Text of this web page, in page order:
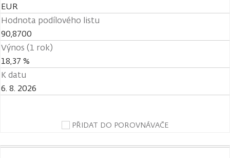
EUR
Hodnota podílového listu
90,8700
Výnos (1 rok)
18,37 %
K datu
6. 8. 2026
PŘIDAT DO POROVNÁVAČE